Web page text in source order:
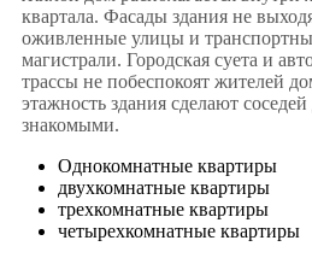
квартала. Фасады здания не
оживленные улицы и
магистрали. Городская суета и
трассы не побеспокоят жителей
этажность здания сделают
знакомыми.
Однокомнатные квартиры
двухкомнатные квартиры
трехкомнатные квартиры
четырехкомнатные квартиры